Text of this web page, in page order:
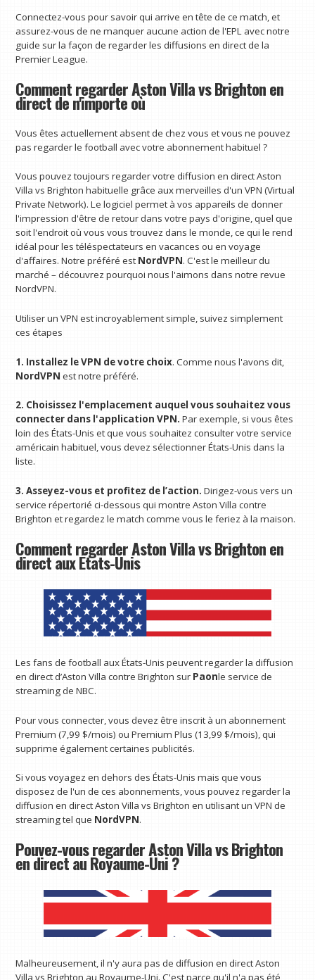
Connectez-vous pour savoir qui arrive en tête de ce match, et
assurez-vous de ne manquer aucune action de l'EPL avec notre
guide sur la façon de regarder les diffusions en direct de la
Premier League.
Comment regarder Aston Villa vs Brighton en
direct de n'importe où
Vous êtes actuellement absent de chez vous et vous ne pouvez
pas regarder le football avec votre abonnement habituel ?
Vous pouvez toujours regarder votre diffusion en direct Aston
Villa vs Brighton habituelle grâce aux merveilles d'un VPN (Virtual
Private Network). Le logiciel permet à vos appareils de donner
l'impression d'être de retour dans votre pays d'origine, quel que
soit l'endroit où vous vous trouvez dans le monde, ce qui le rend
idéal pour les téléspectateurs en vacances ou en voyage
d'affaires. Notre préféré est NordVPN. C'est le meilleur du
marché – découvrez pourquoi nous l'aimons dans notre revue
NordVPN.
Utiliser un VPN est incroyablement simple, suivez simplement
ces étapes
1. Installez le VPN de votre choix. Comme nous l'avons dit,
NordVPN est notre préféré.
2. Choisissez l'emplacement auquel vous souhaitez vous
connecter dans l'application VPN.Par exemple, si vous êtes
loin des États-Unis et que vous souhaitez consulter votre service
américain habituel, vous devez sélectionner États-Unis dans la
liste.
3. Asseyez-vous et profitez de l’action.Dirigez-vous vers un
service répertorié ci-dessous qui montre Aston Villa contre
Brighton et regardez le match comme vous le feriez à la maison.
Comment regarder Aston Villa vs Brighton en
direct aux États-Unis
Les fans de football aux États-Unis peuvent regarder la diffusion
en direct d’Aston Villa contre Brighton sur Paonle service de
streaming de NBC.
Pour vous connecter, vous devez être inscrit à un abonnement
Premium (7,99 $/mois) ou Premium Plus (13,99 $/mois), qui
supprime également certaines publicités.
Si vous voyagez en dehors des États-Unis mais que vous
disposez de l'un de ces abonnements, vous pouvez regarder la
diffusion en direct Aston Villa vs Brighton en utilisant un VPN de
streaming tel que NordVPN.
Pouvez-vous regarder Aston Villa vs Brighton
en direct au Royaume-Uni ?
Malheureusement, il n'y aura pas de diffusion en direct Aston
Villa vs Brighton au Royaume-Uni. C'est parce qu'il n'a pas été